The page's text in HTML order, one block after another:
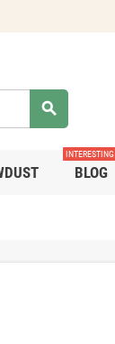
search
BLOG
INTERESTING